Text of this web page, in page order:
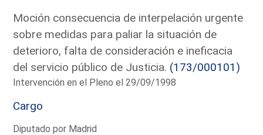
Moción consecuencia de interpelación urgente
sobre medidas para paliar la situación de
deterioro, falta de consideración e ineficacia
del servicio público de Justicia. (173/000101)
Intervención en el Pleno el 29/09/1998
Cargo
Diputado por Madrid